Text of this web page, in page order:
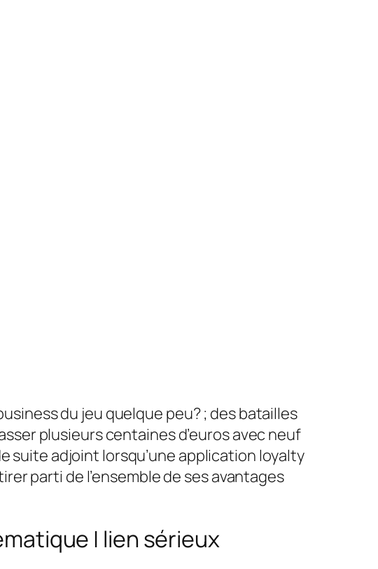
du jeu quelque peu?; des batailles
plusieurs centaines d’euros avec neuf
suite adjoint lorsqu’une application loyalty
parti de l’ensemble de ses avantages
| lien sérieux